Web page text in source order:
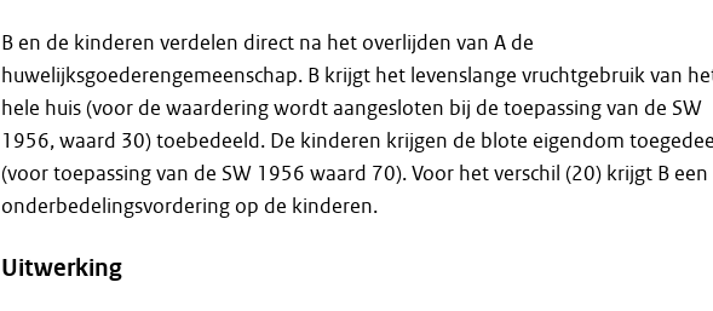
B en de kinderen verdelen direct na het overlijden van A de
huwelijksgoederengemeenschap. B krijgt het levenslange vruchtgebruik van
hele huis (voor de waardering wordt aangesloten bij de toepassing van de SW
1956, waard 30) toebedeeld. De kinderen krijgen de blote eigendom
(voor toepassing van de SW 1956 waard 70). Voor het verschil (20) krijgt B een
onderbedelingsvordering op de kinderen.
Uitwerking